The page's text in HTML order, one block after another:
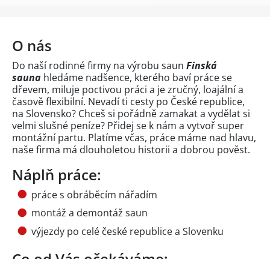
O nás
Do naší rodinné firmy na výrobu saun Finská
sauna hledáme nadšence, kterého baví práce se
dřevem, miluje poctivou práci a je zručný, loajální a
časově flexibilní. Nevadí ti cesty po České republice,
na Slovensko? Chceš si pořádně zamakat a vydělat si
velmi slušné peníze? Přidej se k nám a vytvoř super
montážní partu. Platíme včas, práce máme nad hlavu,
naše firma má dlouholetou historii a dobrou pověst.
Náplň práce:
práce s obráběcím nářadím
montáž a demontáž saun
výjezdy po celé české republice a Slovenku